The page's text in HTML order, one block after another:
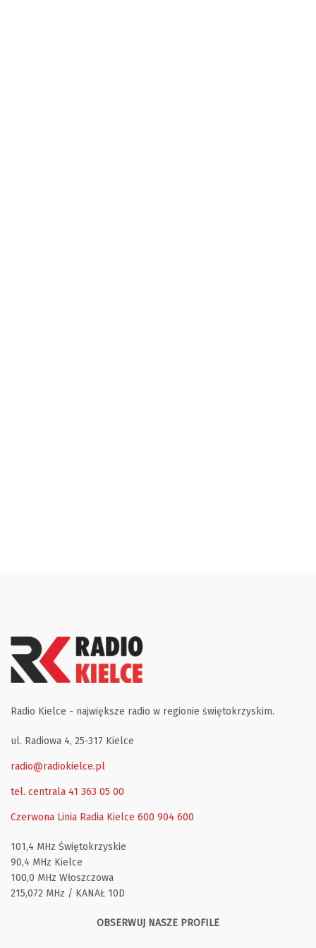
Radio Kielce - największe radio w regionie świętokrzyskim.
ul. Radiowa 4, 25-317 Kielce
radio@radiokielce.pl
tel. centrala 41 363 05 00
Czerwona Linia Radia Kielce 600 904 600
101,4 MHz Świętokrzyskie
90,4 MHz Kielce
100,0 MHz Włoszczowa
215,072 MHz / KANAŁ 10D
OBSERWUJ NASZE PROFILE